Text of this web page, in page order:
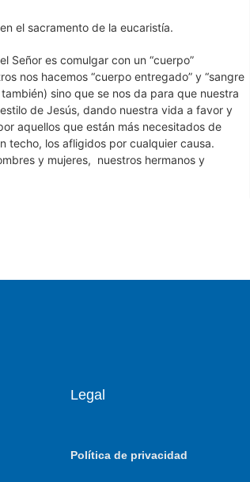
el sacramento de la eucaristía.
Señor es comulgar con un “cuerpo”
nos hacemos “cuerpo entregado” y “sangre
sino que se nos da para que nuestra
de Jesús, dando nuestra vida a favor y
aquellos que están más necesitados de
techo, los afligidos por cualquier causa.
y mujeres, nuestros hermanos y
Legal
Política de privacidad